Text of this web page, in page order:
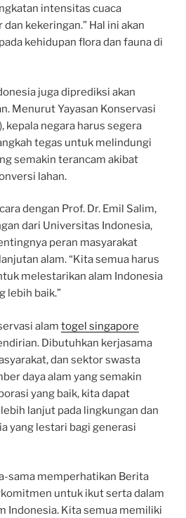
intensitas cuaca
kekeringan.” Hal ini akan
kehidupan flora dan fauna di
juga diprediksi akan
Menurut Yayasan Konservasi
kepala negara harus segera
tegas untuk melindungi
semakin terancam akibat
lahan.
dengan Prof. Dr. Emil Salim,
dari Universitas Indonesia,
peran masyarakat
alam. “Kita semua harus
melestarikan alam Indonesia
lebih baik.”
alam togel singapore
Dibutuhkan kerjasama
dan sektor swasta
daya alam yang semakin
yang baik, kita dapat
lanjut pada lingkungan dan
yang lestari bagi generasi
sama memperhatikan Berita
untuk ikut serta dalam
Indonesia. Kita semua memiliki